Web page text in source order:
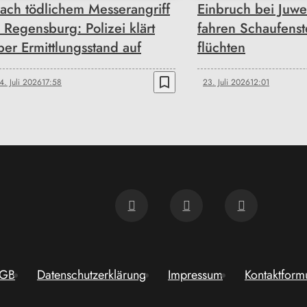
tödlichem Messerangriff
Regensburg: Polizei klärt
Ermittlungsstand auf
Juli 202617:58 bookmark_border
Einbruch bei
fahren
flüchten
23. Juli 202612:01
Datenschutzerklärung Impressum